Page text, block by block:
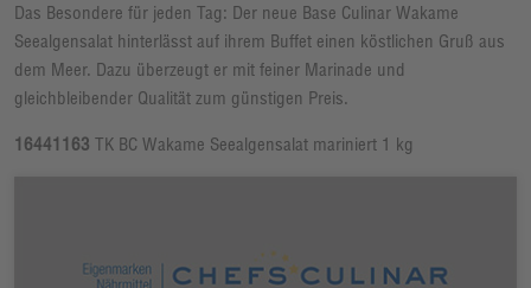
Das Besondere für jeden Tag: Der neue Base Culinar Wakame
Seealgensalat hinterlässt auf ihrem Buffet einen köstlichen Gruß aus
dem Meer. Dazu überzeugt er mit feiner Marinade und
gleichbleibender Qualität zum günstigen Preis.
16441163 TK BC Wakame Seealgensalat mariniert 1 kg